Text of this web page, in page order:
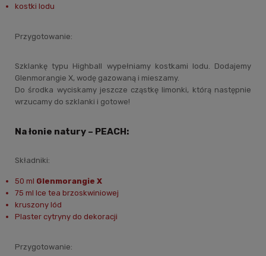
kostki lodu
Przygotowanie:
Szklankę typu Highball wypełniamy kostkami lodu. Dodajemy
Glenmorangie X, wodę gazowaną i mieszamy.
Do środka wyciskamy jeszcze cząstkę limonki, którą następnie
wrzucamy do szklanki i gotowe!
Na łonie natury – PEACH:
Składniki:
50 ml Glenmorangie X
75 ml Ice tea brzoskwiniowej
kruszony lód
Plaster cytryny do dekoracji
Przygotowanie: